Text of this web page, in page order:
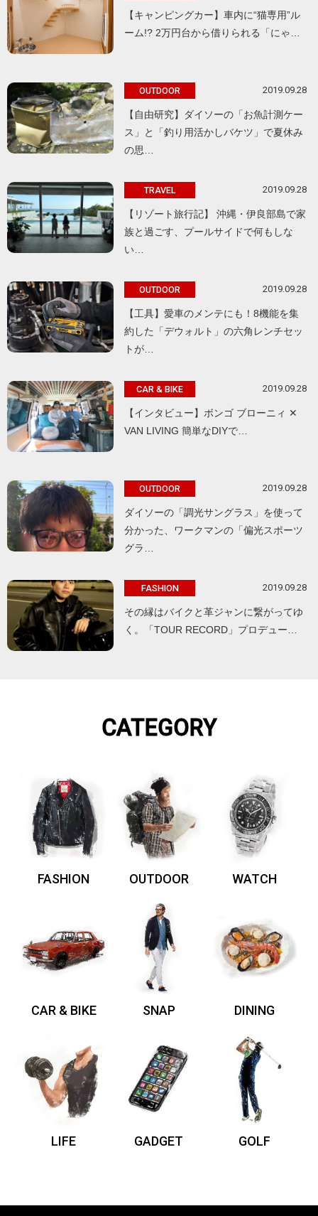
【キャンピングカー】車内に“猫専用”ル
ーム!? 2万円台から借りられる「にゃ…
OUTDOOR 2019.09.28
【自由研究】ダイソーの「お魚計測ケー
ス」と「釣り用活かしバケツ」で夏休み
の思…
TRAVEL 2019.09.28
【リゾート旅行記】 沖縄・伊良部島で家
族と過ごす、プールサイドで何もしな
い…
OUTDOOR 2019.09.28
【工具】愛車のメンテにも！8機能を集
約した「デウォルト」の六角レンチセッ
トが…
CAR & BIKE 2019.09.28
【インタビュー】ボンゴ ブローニィ ✕
VAN LIVING 簡単なDIYで…
OUTDOOR 2019.09.28
ダイソーの「調光サングラス」を使って
分かった、ワークマンの「偏光スポーツ
グラ…
FASHION 2019.09.28
その縁はバイクと革ジャンに繋がってゆ
く。「TOUR RECORD」プロデュー…
CATEGORY
FASHION OUTDOOR WATCH
CAR & BIKE SNAP DINING
LIFE GADGET GOLF